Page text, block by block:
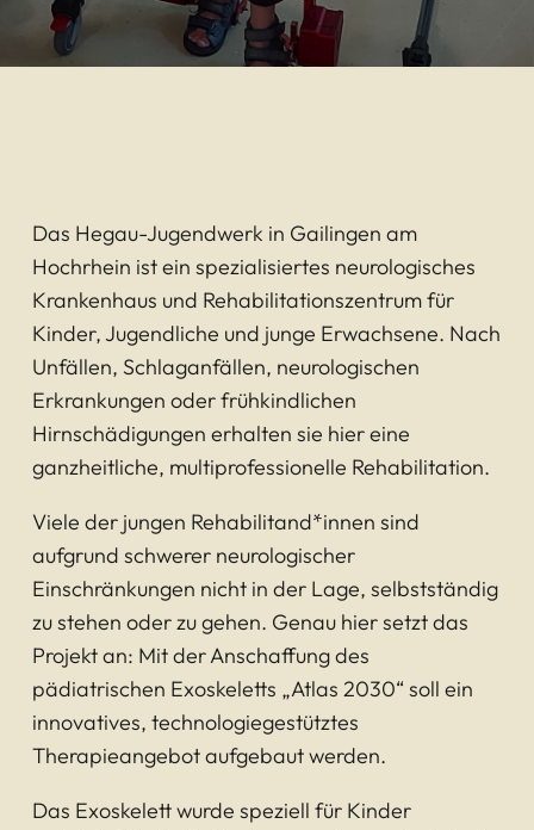
Das Hegau-Jugendwerk in Gailingen am
Hochrhein ist ein spezialisiertes neurologisches
Krankenhaus und Rehabilitationszentrum für
Kinder, Jugendliche und junge Erwachsene. Nach
Unfällen, Schlaganfällen, neurologischen
Erkrankungen oder frühkindlichen
Hirnschädigungen erhalten sie hier eine
ganzheitliche, multiprofessionelle Rehabilitation.
Viele der jungen Rehabilitand*innen sind
aufgrund schwerer neurologischer
Einschränkungen nicht in der Lage, selbstständig
zu stehen oder zu gehen. Genau hier setzt das
Projekt an: Mit der Anschaffung des
pädiatrischen Exoskeletts „Atlas 2030“ soll ein
innovatives, technologiegestütztes
Therapieangebot aufgebaut werden.
Das Exoskelett wurde speziell für Kinder